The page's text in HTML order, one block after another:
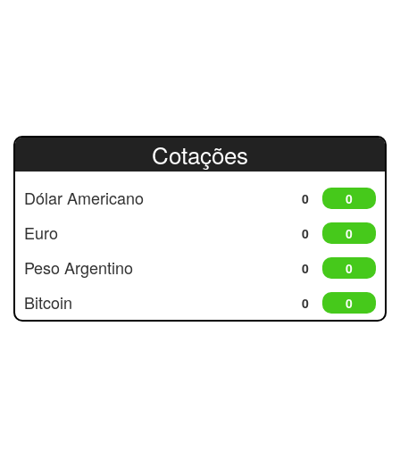
Cotações
Dólar Americano 0 0
Euro 0 0
Peso Argentino 0 0
Bitcoin 0 0